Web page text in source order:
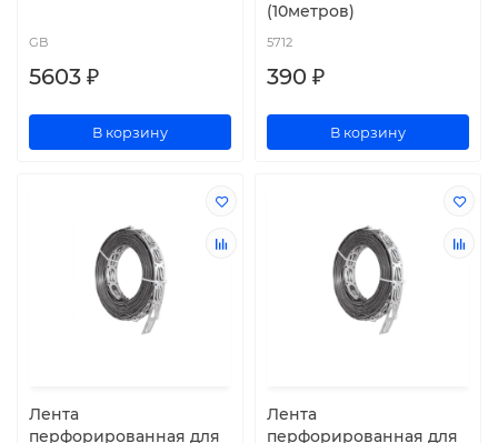
GB
5603 ₽
В корзину
(10метров)
5712
390 ₽
В корзину
Лента
перфорированная для
Лента
перфорированная для